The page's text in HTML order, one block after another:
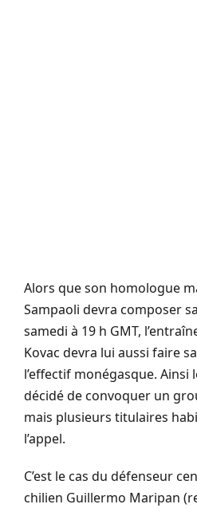
Alors que son homologue
Sampaoli devra composer
samedi à 19 h GMT,
Kovac devra lui aussi faire
l’effectif monégasque. Ainsi
décidé de convoquer un
mais plusieurs titulaires
l’appel.
C’est le cas du défenseur
chilien Guillermo Maripan